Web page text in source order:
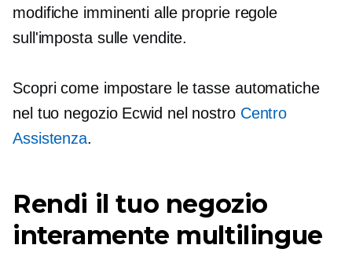
modifiche imminenti alle proprie regole
sull'imposta sulle vendite.
Scopri come impostare le tasse automatiche
nel tuo negozio Ecwid nel nostro Centro
Assistenza.
Rendi il tuo negozio
interamente multilingue